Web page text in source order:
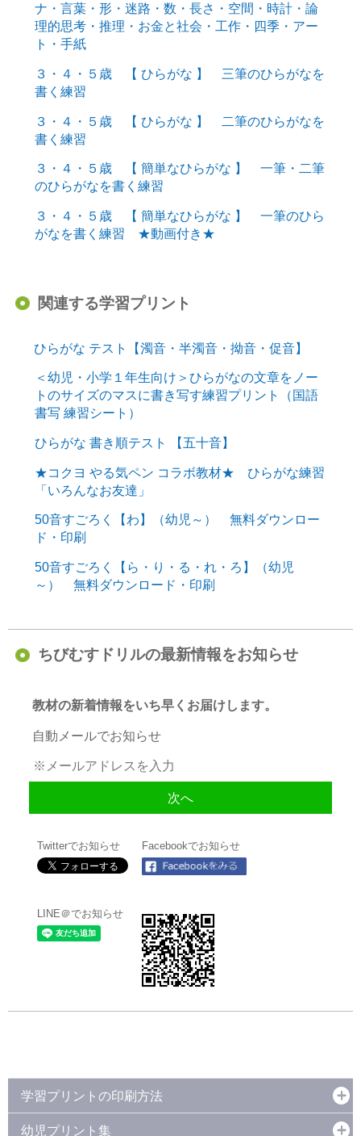
ナ・言葉・形・迷路・数・長さ・空間・時計・論
理的思考・推理・お金と社会・工作・四季・アー
ト・手紙
３・４・５歳 【 ひらがな 】 三筆のひらがなを
書く練習
３・４・５歳 【 ひらがな 】 二筆のひらがなを
書く練習
３・４・５歳 【 簡単なひらがな 】 一筆・二筆
のひらがなを書く練習
３・４・５歳 【 簡単なひらがな 】 一筆のひら
がなを書く練習 ★動画付き★
関連する学習プリント
ひらがな テスト【濁音・半濁音・拗音・促音】
＜幼児・小学１年生向け＞ひらがなの文章をノー
トのサイズのマスに書き写す練習プリント（国語
書写 練習シート）
ひらがな 書き順テスト 【五十音】
★コクヨ やる気ペン コラボ教材★ ひらがな練習
「いろんなお友達」
50音すごろく【わ】（幼児～） 無料ダウンロー
ド・印刷
50音すごろく【ら・り・る・れ・ろ】（幼児
～） 無料ダウンロード・印刷
ちびむすドリルの最新情報をお知らせ
教材の新着情報をいち早くお届けします。
自動メールでお知らせ
Twitterでお知らせ Facebookでお知らせ
LINE＠でお知らせ
学習プリントの印刷方法
幼児プリント集